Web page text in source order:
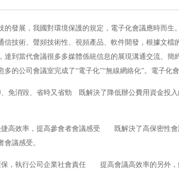
的發展，我國對環境保護的規定，電子化會議應時而
信技術、聲頻技術性、視頻產品、軟件開發，根據文
達到當代會議很多多媒體係統信息的展現溝通交流、
多的公司會議室完成了“電子化”“無線網絡化”。電子化
、免消毀、省時又省勁 既解決了降低辦公費用資金投
捷高效率，提高參會者會議感受 既解決了高保密性會
會議感受。
保，執行公司企業社會責任 提高會議高效率的另外，